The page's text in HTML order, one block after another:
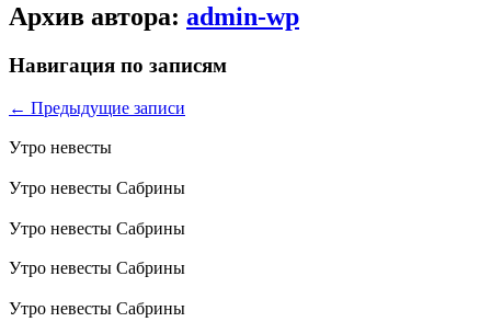
Архив автора: admin-wp
Навигация по записям
← Предыдущие записи
Утро невесты
Утро невесты Сабрины
Утро невесты Сабрины
Утро невесты Сабрины
Утро невесты Сабрины